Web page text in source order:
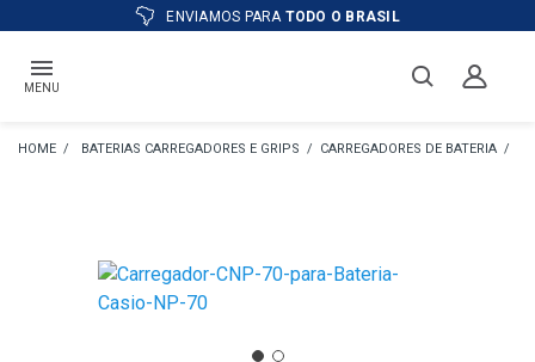
ENVIAMOS PARA TODO O BRASIL
MENU
BATERIAS CARREGADORES E GRIPS CARREGADORES DE BATERIA